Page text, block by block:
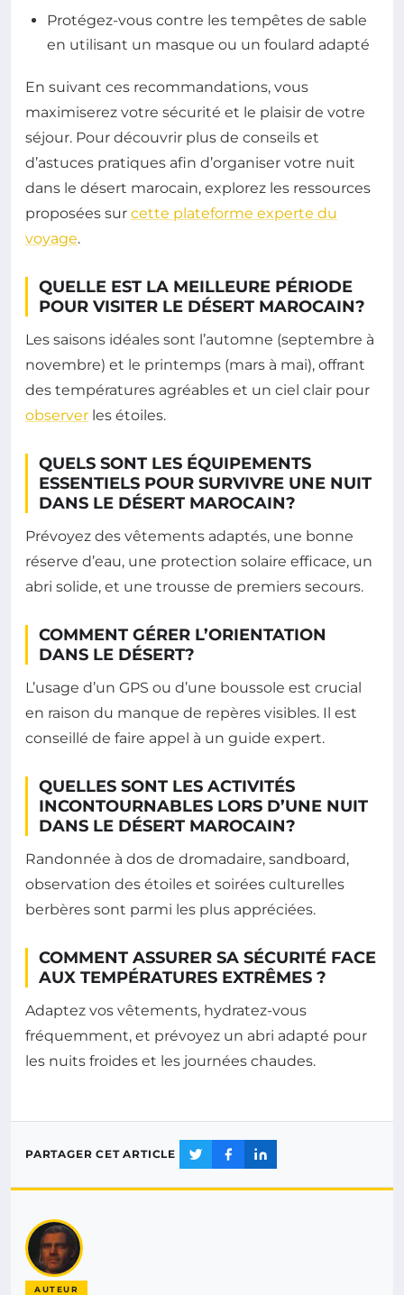
Protégez-vous contre les tempêtes de sable
en utilisant un masque ou un foulard adapté
En suivant ces recommandations, vous
maximiserez votre sécurité et le plaisir de votre
séjour. Pour découvrir plus de conseils et
d’astuces pratiques afin d’organiser votre nuit
dans le désert marocain, explorez les ressources
proposées sur cette plateforme experte du
voyage.
QUELLE EST LA MEILLEURE PÉRIODE
POUR VISITER LE DÉSERT MAROCAIN?
Les saisons idéales sont l’automne (septembre à
novembre) et le printemps (mars à mai), offrant
des températures agréables et un ciel clair pour
observer les étoiles.
QUELS SONT LES ÉQUIPEMENTS
ESSENTIELS POUR SURVIVRE UNE NUIT
DANS LE DÉSERT MAROCAIN?
Prévoyez des vêtements adaptés, une bonne
réserve d’eau, une protection solaire efficace, un
abri solide, et une trousse de premiers secours.
COMMENT GÉRER L’ORIENTATION
DANS LE DÉSERT?
L’usage d’un GPS ou d’une boussole est crucial
en raison du manque de repères visibles. Il est
conseillé de faire appel à un guide expert.
QUELLES SONT LES ACTIVITÉS
INCONTOURNABLES LORS D’UNE NUIT
DANS LE DÉSERT MAROCAIN?
Randonnée à dos de dromadaire, sandboard,
observation des étoiles et soirées culturelles
berbères sont parmi les plus appréciées.
COMMENT ASSURER SA SÉCURITÉ FACE
AUX TEMPÉRATURES EXTRÊMES ?
Adaptez vos vêtements, hydratez-vous
fréquemment, et prévoyez un abri adapté pour
les nuits froides et les journées chaudes.
PARTAGER CET ARTICLE
AUTEUR